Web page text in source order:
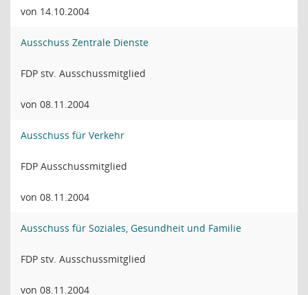
von 14.10.2004
Ausschuss Zentrale Dienste
FDP stv. Ausschussmitglied
von 08.11.2004
Ausschuss für Verkehr
FDP Ausschussmitglied
von 08.11.2004
Ausschuss für Soziales, Gesundheit und Familie
FDP stv. Ausschussmitglied
von 08.11.2004